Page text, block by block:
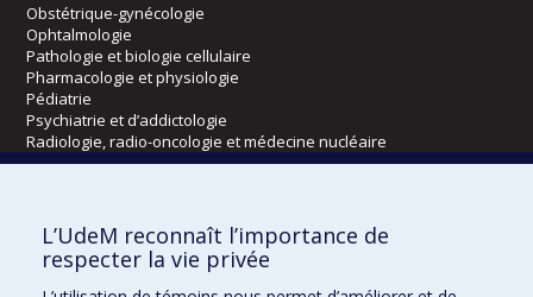
Obstétrique-gynécologie
Ophtalmologie
Pathologie et biologie cellulaire
Pharmacologie et physiologie
Pédiatrie
Psychiatrie et d’addictologie
Radiologie, radio-oncologie et médecine nucléaire
Écoles
Kinésiologie et des sciences de l’activité physique
Orthophonie et audiologie
L’UdeM reconnaît l’importance de
respecter la vie privée